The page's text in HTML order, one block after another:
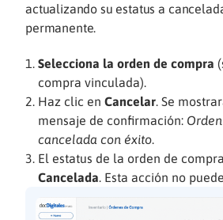
actualizando su estatus a
permanente.
Selecciona la orden de compra
compra vinculada).
Haz clic en Cancelar. Se
mensaje de confirmación:
cancelada con éxito.
El estatus de la orden de
Cancelada. Esta acción no